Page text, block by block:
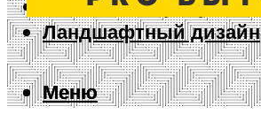
Дизайн интерьера
Ландшафтный дизайн
Меню
Меню